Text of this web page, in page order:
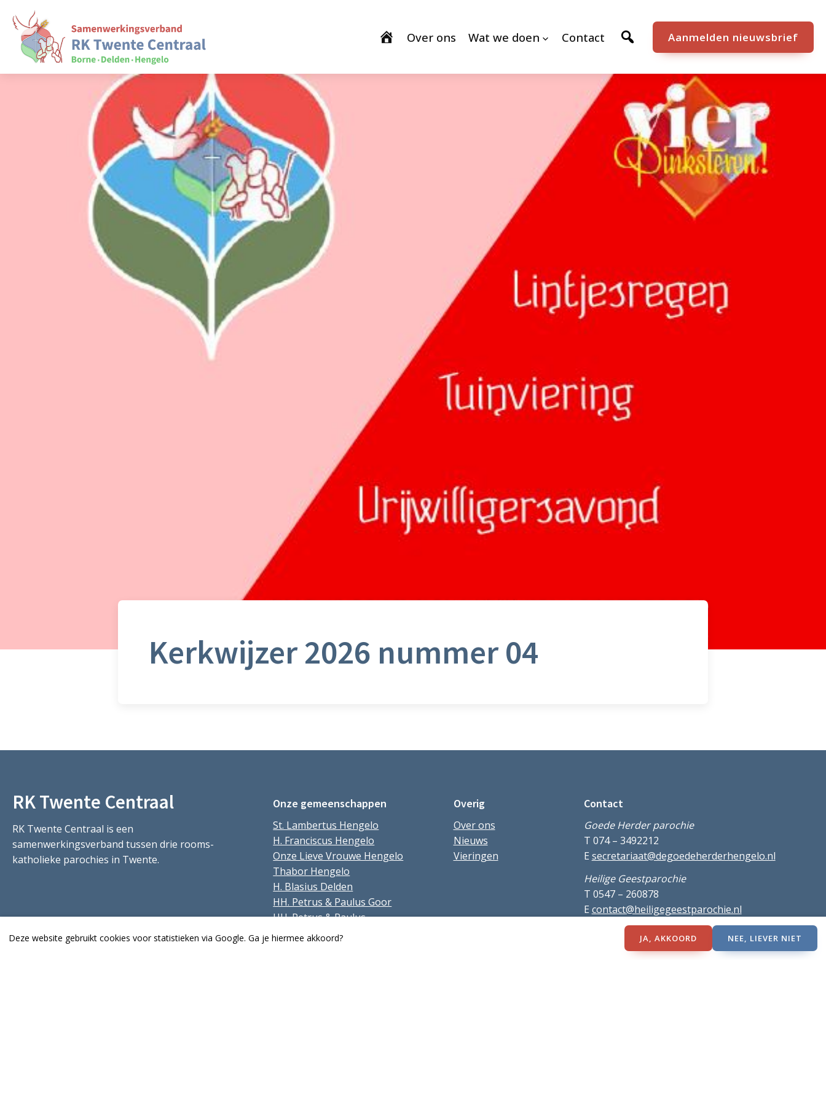
Over ons Wat we doen Contact Aanmelden nieuwsbrief
Kerkwijzer 2026 nummer 04
RK Twente Centraal
RK Twente Centraal is een
samenwerkingsverband tussen drie rooms-
katholieke parochies in Twente.
Onze gemeenschappen
St. Lambertus Hengelo
H. Franciscus Hengelo
Onze Lieve Vrouwe Hengelo
Thabor Hengelo
H. Blasius Delden
HH. Petrus & Paulus Goor
HH. Petrus & Paulus
Hengevelde
Overig
Over ons
Nieuws
Vieringen
Contact
Goede Herder parochie
T 074 – 3492212
E secretariaat@degoedeherderhengelo.nl
Heilige Geestparochie
T 0547 – 260878
E contact@heiligegeestparochie.nl
HH. Jacobus en Johannesparochie
T 074 – 2661310
Deze website gebruikt cookies voor statistieken via Google. Ga je hiermee akkoord? JA, AKKOORD NEE, LIEVER NIET